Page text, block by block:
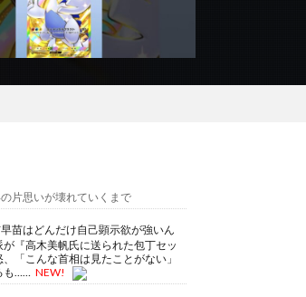
片思いが壊れていくまで
早苗はどんだけ自己顕示欲が強いん
が『高木美帆氏に送られた包丁セッ
、「こんな首相は見たことがない」
も…… NEW!